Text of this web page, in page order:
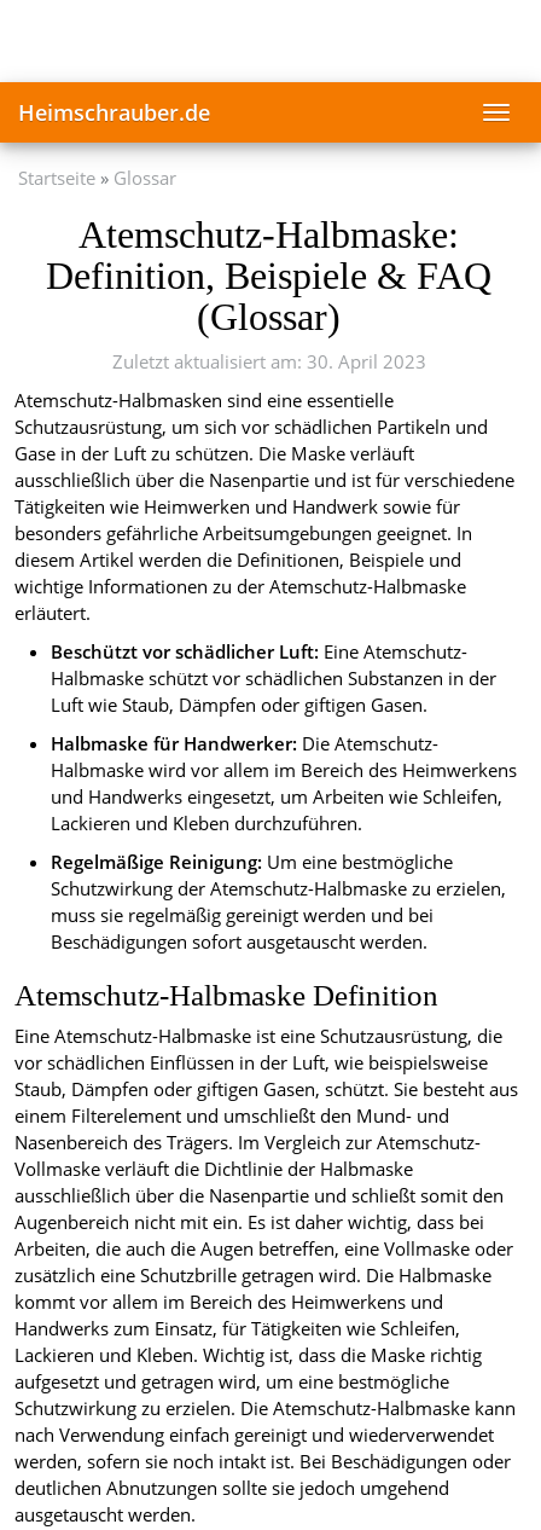
Heimschrauber.de
Startseite Glossar
Atemschutz-Halbmaske:
Definition, Beispiele & FAQ
(Glossar)
Zuletzt aktualisiert am: 30. April 2023
Atemschutz-Halbmasken sind eine essentielle
Schutzausrüstung, um sich vor schädlichen Partikeln und
Gase in der Luft zu schützen. Die Maske verläuft
ausschließlich über die Nasenpartie und ist für verschiedene
Tätigkeiten wie Heimwerken und Handwerk sowie für
besonders gefährliche Arbeitsumgebungen geeignet. In
diesem Artikel werden die Definitionen, Beispiele und
wichtige Informationen zu der Atemschutz-Halbmaske
erläutert.
Beschützt vor schädlicher Luft: Eine Atemschutz-
Halbmaske schützt vor schädlichen Substanzen in der
Luft wie Staub, Dämpfen oder giftigen Gasen.
Halbmaske für Handwerker: Die Atemschutz-
Halbmaske wird vor allem im Bereich des Heimwerkens
und Handwerks eingesetzt, um Arbeiten wie Schleifen,
Lackieren und Kleben durchzuführen.
Regelmäßige Reinigung: Um eine bestmögliche
Schutzwirkung der Atemschutz-Halbmaske zu erzielen,
muss sie regelmäßig gereinigt werden und bei
Beschädigungen sofort ausgetauscht werden.
Atemschutz-Halbmaske Definition
Eine Atemschutz-Halbmaske ist eine Schutzausrüstung, die
vor schädlichen Einflüssen in der Luft, wie beispielsweise
Staub, Dämpfen oder giftigen Gasen, schützt. Sie besteht aus
einem Filterelement und umschließt den Mund- und
Nasenbereich des Trägers. Im Vergleich zur Atemschutz-
Vollmaske verläuft die Dichtlinie der Halbmaske
ausschließlich über die Nasenpartie und schließt somit den
Augenbereich nicht mit ein. Es ist daher wichtig, dass bei
Arbeiten, die auch die Augen betreffen, eine Vollmaske oder
zusätzlich eine Schutzbrille getragen wird. Die Halbmaske
kommt vor allem im Bereich des Heimwerkens und
Handwerks zum Einsatz, für Tätigkeiten wie Schleifen,
Lackieren und Kleben. Wichtig ist, dass die Maske richtig
aufgesetzt und getragen wird, um eine bestmögliche
Schutzwirkung zu erzielen. Die Atemschutz-Halbmaske kann
nach Verwendung einfach gereinigt und wiederverwendet
werden, sofern sie noch intakt ist. Bei Beschädigungen oder
deutlichen Abnutzungen sollte sie jedoch umgehend
ausgetauscht werden.